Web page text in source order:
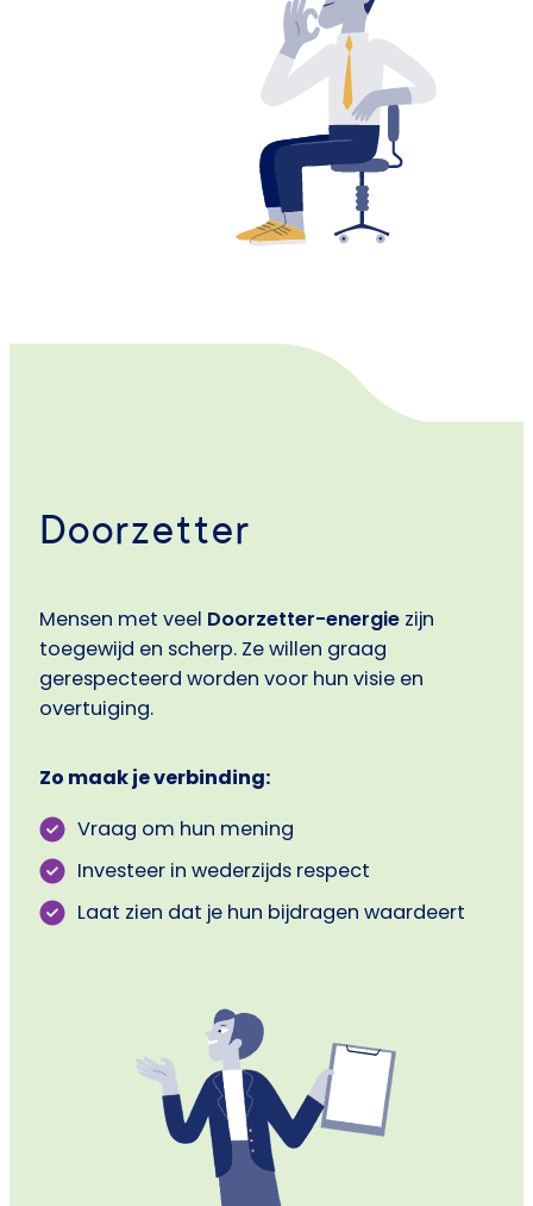
Doorzetter
Mensen met veel Doorzetter-energie zijn
toegewijd en scherp. Ze willen graag
gerespecteerd worden voor hun visie en
overtuiging.
Zo maak je verbinding:
Vraag om hun mening
Investeer in wederzijds respect
Laat zien dat je hun bijdragen waardeert